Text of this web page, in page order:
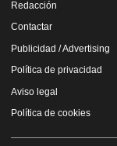
Redacción
Contactar
Publicidad / Advertising
Política de privacidad
Aviso legal
Política de cookies